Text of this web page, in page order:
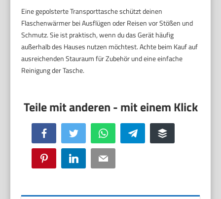
Eine gepolsterte Transporttasche schützt deinen
Flaschenwärmer bei Ausflügen oder Reisen vor Stößen und
Schmutz. Sie ist praktisch, wenn du das Gerät häufig
außerhalb des Hauses nutzen möchtest. Achte beim Kauf auf
ausreichenden Stauraum für Zubehör und eine einfache
Reinigung der Tasche.
Facebook Twitter WhatsApp Telegram Buffer
Pinterest LinkedIn Email